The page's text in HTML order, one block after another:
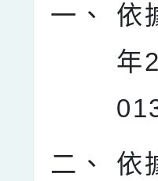
一、
依
年
二、
依